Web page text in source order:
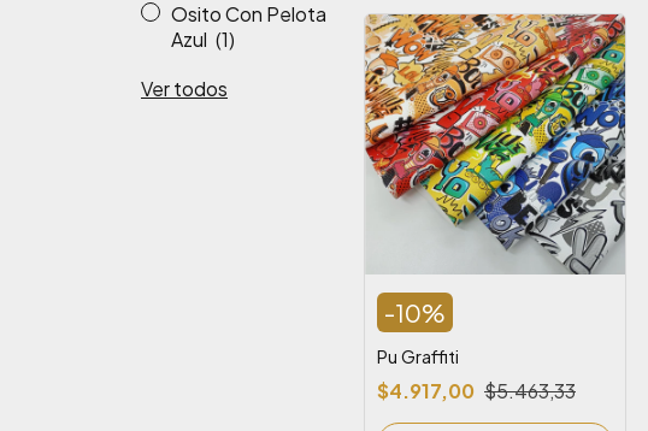
Osito Con Pelota
Azul (1)
Ver todos
-10%
Pu Graffiti
$4.917,00 $5.463,33